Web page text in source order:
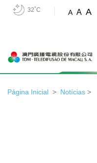
32˚C A A A
Página Inicial Notícias >